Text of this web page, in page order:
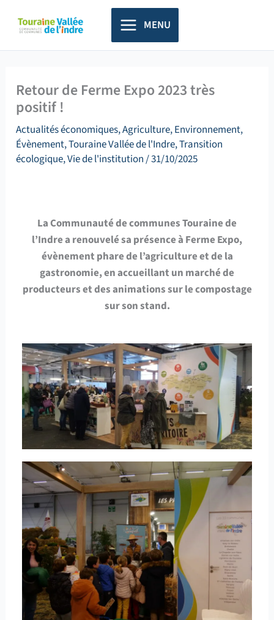
principal
MENU
Retour de Ferme Expo 2023 très
positif !
Actualités économiques,Agriculture,Environnement,
Évènement,Touraine Vallée de l'Indre,Transition
écologique,Vie de l'institution/31/10/2025
La Communauté de communes Touraine de
l’Indre a renouvelé sa présence à Ferme Expo,
évènement phare de l’agriculture et de la
gastronomie, en accueillant un marché de
producteurs et des animations sur le compostage
sur son stand.